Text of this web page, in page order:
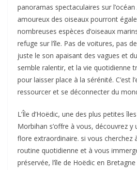
panoramas spectaculaires sur
amoureux des oiseaux pourront
nombreuses espèces d’oiseaux
refuge sur l’île. Pas de voitures, pas
juste le son apaisant des vagues et
semble ralentir, et la vie quotidienne
pour laisser place à la sérénité. C’est
ressourcer et se déconnecter du
L’Île d’Hoëdic, une des plus petites
Morbihan s’offre à vous, découvrez y
flore extraordinaire. si vous cherchez
routine quotidienne et à vous
préservée, l’île de Hoëdic en